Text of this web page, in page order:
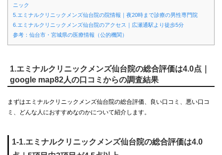
ニック
5.エミナルクリニックメンズ仙台院の院情報｜夜20時まで診療の男性専門院
6.エミナルクリニックメンズ仙台院のアクセス｜広瀬通駅より徒歩5分
参考：仙台市・宮城県の医療情報（公的機関）
1.エミナルクリニックメンズ仙台院の総合評価は4.0点｜
google map82人の口コミからの調査結果
まずはエミナルクリニックメンズ仙台院の総合評価、良い口コミ、悪い口コ
ミ、どんな人におすすめなのかについて紹介します。
1-1.エミナルクリニックメンズ仙台院の総合評価は4.0